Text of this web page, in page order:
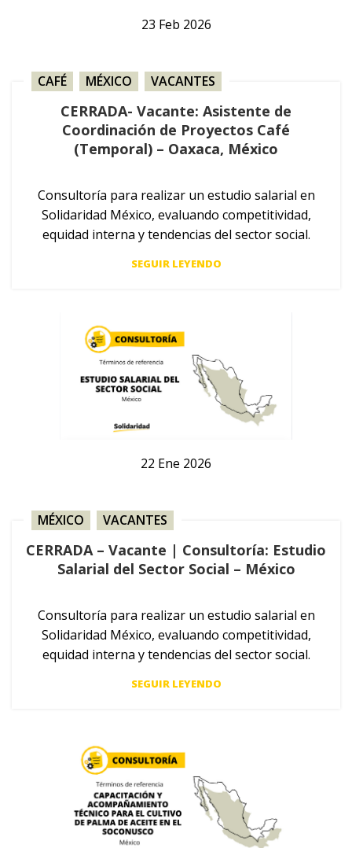
23 Feb 2026
CAFÉ MÉXICO VACANTES
CERRADA- Vacante: Asistente de
Coordinación de Proyectos Café
(Temporal) – Oaxaca, México
Consultoría para realizar un estudio salarial en
Solidaridad México, evaluando competitividad,
equidad interna y tendencias del sector social.
SEGUIR LEYENDO
22 Ene 2026
MÉXICO VACANTES
CERRADA – Vacante | Consultoría: Estudio
Salarial del Sector Social – México
Consultoría para realizar un estudio salarial en
Solidaridad México, evaluando competitividad,
equidad interna y tendencias del sector social.
SEGUIR LEYENDO